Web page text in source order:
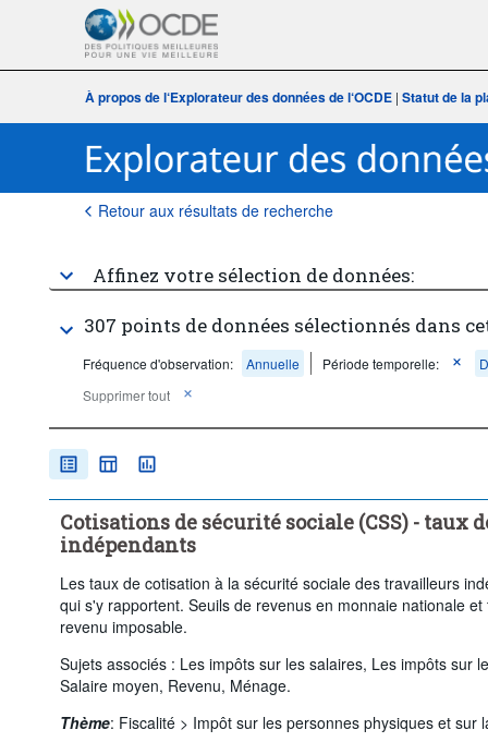
À propos de l‘Explorateur des données de l‘OCDE | Statut de la
Retour aux résultats de recherche
Affinez votre sélection de données:
307 points de données sélectionnés dans
Fréquence d'observation: Annuelle Période temporelle:
Supprimer tout
Cotisations de sécurité sociale (CSS) - taux
indépendants
Les taux de cotisation à la sécurité sociale des travailleurs
qui s'y rapportent. Seuils de revenus en monnaie nationale
revenu imposable.
Sujets associés : Les impôts sur les salaires, Les impôts sur
Salaire moyen, Revenu, Ménage.
Thème: Fiscalité > Impôt sur les personnes physiques et sur